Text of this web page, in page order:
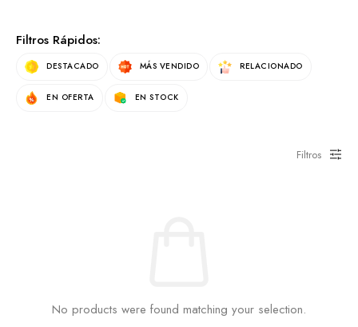
Filtros Rápidos:
DESTACADO MÁS VENDIDO RELACIONADO
EN OFERTA EN STOCK
Filtros
No products were found matching your selection.